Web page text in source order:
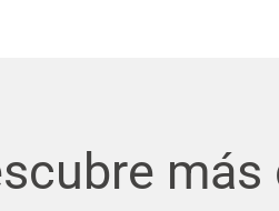
más